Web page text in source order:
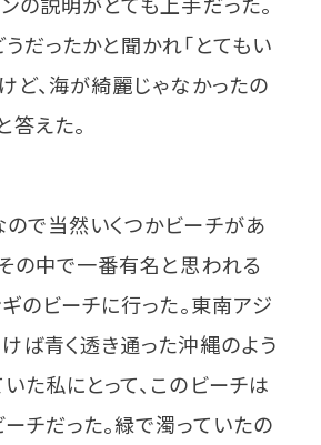
だったかと聞かれ「とてもい
ど、海が綺麗じゃなかったの
答えた。
で当然いくつかビーチがあ
の中で一番有名と思われる
ギのビーチに行った。東南アジ
ば青く透き通った沖縄のよう
た私にとって、このビーチは
チだった。緑で濁っていたの